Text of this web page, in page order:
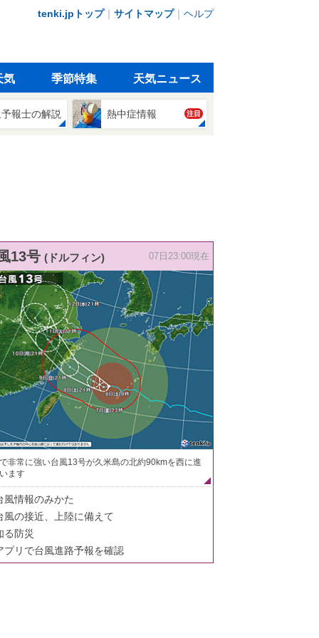
tenki.jpトップ｜ サイトマップ｜ ヘルプ
気 季節特集 天気ニュース
報士の解説 熱中症情報 注目
13号 (ドルフィン) 07日23:00現在
非常に強い台風13号が久米島の北約90kmを西に進
ます
風情報のみかた
風の接近、上陸に備えて
る防災
プリで台風進路予報を確認